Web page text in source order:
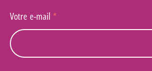
Votre e-mail *